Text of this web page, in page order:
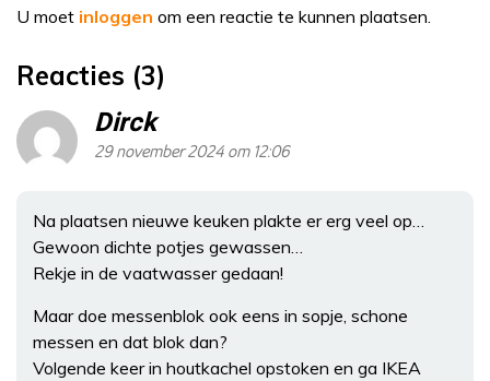
U moet inloggen om een reactie te kunnen plaatsen.
Reacties (3)
Dirck
29 november 2024 om 12:06
Na plaatsen nieuwe keuken plakte er erg veel op…
Gewoon dichte potjes gewassen…
Rekje in de vaatwasser gedaan!
Maar doe messenblok ook eens in sopje, schone
messen en dat blok dan?
Volgende keer in houtkachel opstoken en ga IKEA